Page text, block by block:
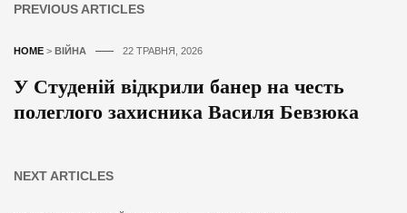
PREVIOUS ARTICLES
HOME > ВІЙНА 22 ТРАВНЯ, 2026
У Студеній відкрили банер на честь
полеглого захисника Василя Бевзюка
NEXT ARTICLES